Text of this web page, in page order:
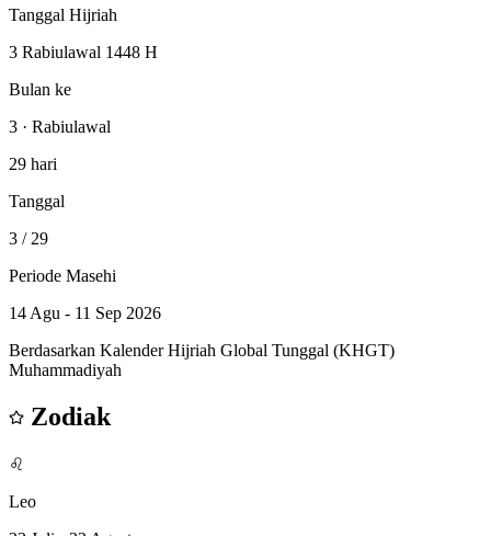
Tanggal Hijriah
3 Rabiulawal 1448 H
Bulan ke
3 · Rabiulawal
29 hari
Tanggal
3 / 29
Periode Masehi
14 Agu - 11 Sep 2026
Berdasarkan Kalender Hijriah Global Tunggal (KHGT)
Muhammadiyah
Zodiak
♌
Leo